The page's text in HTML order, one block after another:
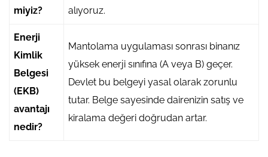
miyiz?
alıyoruz.
Enerji
Kimlik
Belgesi
(EKB)
avantajı
nedir?
Mantolama uygulaması sonrası binanız
yüksek enerji sınıfına (A veya B) geçer.
Devlet bu belgeyi yasal olarak zorunlu
tutar. Belge sayesinde dairenizin satış ve
kiralama değeri doğrudan artar.